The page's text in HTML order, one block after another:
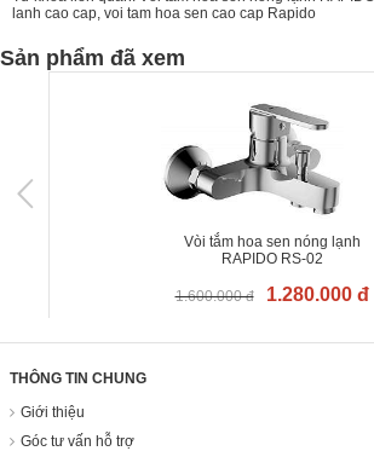
lanh cao cap voi tam hoa sen cao cap Rapido
Sản phẩm đã xem
Vòi tắm hoa sen nóng lạnh
RAPIDO RS-02
1.600.000 đ 1.280.000 đ
THÔNG TIN CHUNG
Giới thiệu
Góc tư vấn hỗ trợ